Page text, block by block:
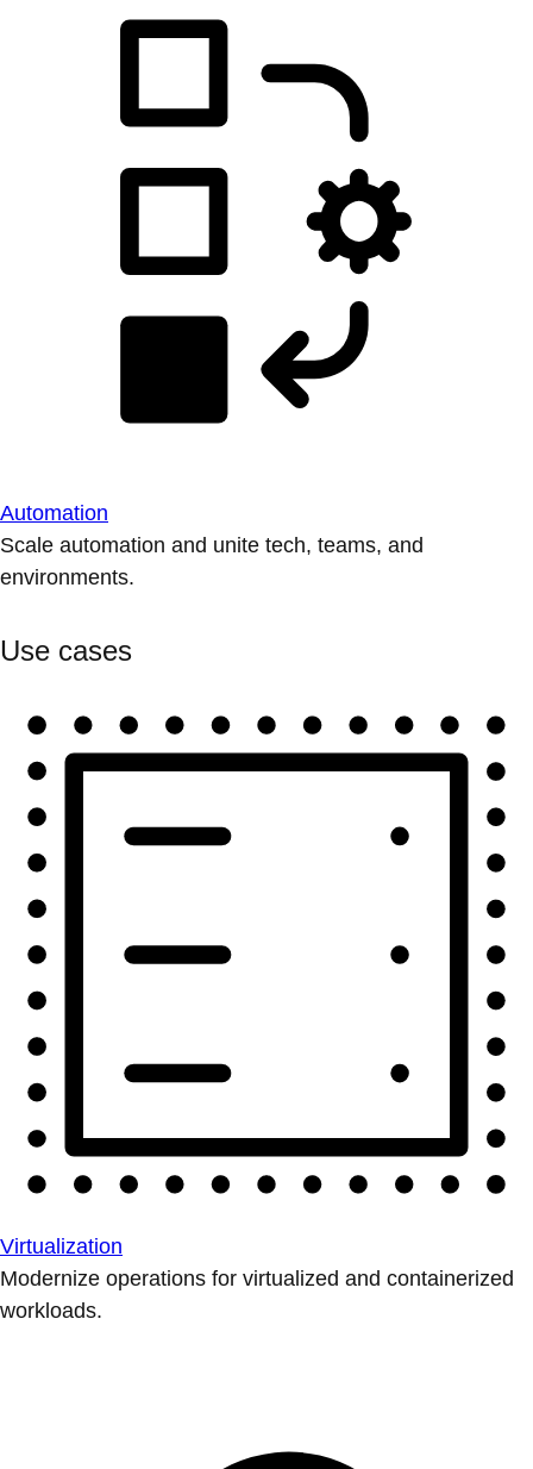
Automation
Scale automation and unite tech, teams, and
environments.
Use cases
Virtualization
Modernize operations for virtualized and containerized
workloads.